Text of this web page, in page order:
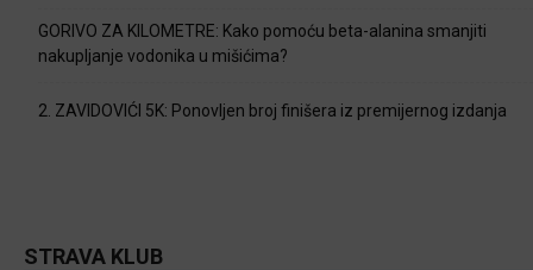
GORIVO ZA KILOMETRE: Kako pomoću beta-alanina smanjiti
nakupljanje vodonika u mišićima?
2. ZAVIDOVIĆI 5K: Ponovljen broj finišera iz premijernog izdanja
STRAVA KLUB